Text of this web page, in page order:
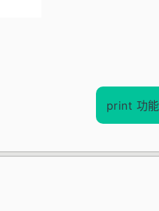
print 功能